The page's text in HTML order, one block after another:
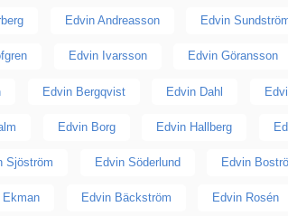
Edvin Andreasson Edvin
Edvin Ivarsson Edvin Göransson
Edvin Bergqvist Edvin Dahl
Edvin Borg Edvin Hallberg
Sjöström Edvin Söderlund Edvin
Ekman Edvin Bäckström Edvin Rosén